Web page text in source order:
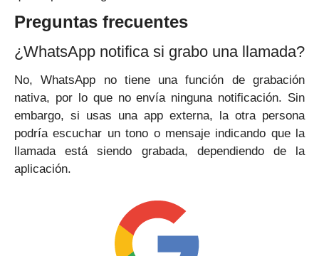
Preguntas frecuentes
¿WhatsApp notifica si grabo una llamada?
No, WhatsApp no tiene una función de grabación
nativa, por lo que no envía ninguna notificación. Sin
embargo, si usas una app externa, la otra persona
podría escuchar un tono o mensaje indicando que la
llamada está siendo grabada, dependiendo de la
aplicación.